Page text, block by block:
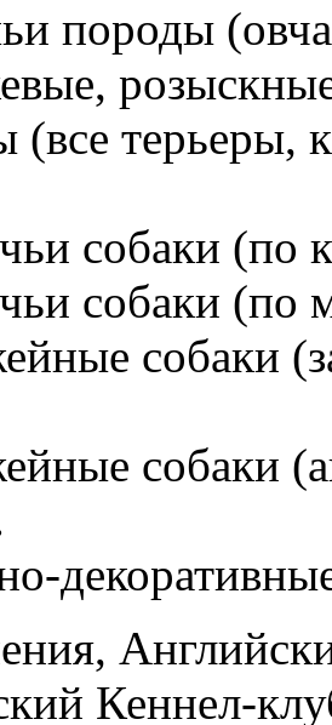
породы
(все терьеры,
собаки (по
собаки (по
собаки
собаки
Кеннел-